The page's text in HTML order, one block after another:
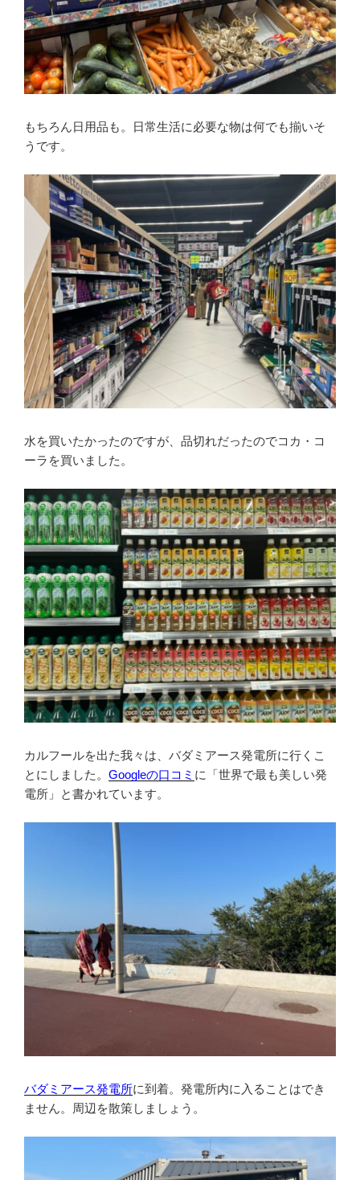
もちろん日用品も。日常生活に必要な物は何でも揃いそ
うです。
水を買いたかったのですが、品切れだったのでコカ・コ
ーラを買いました。
カルフールを出た我々は、バダミアース発電所に行くこ
とにしました。 Googleの口コミ に「世界で最も美しい発
電所」と書かれています。
バダミアース発電所に到着。発電所内に入ることはでき
ません。周辺を散策しましょう。